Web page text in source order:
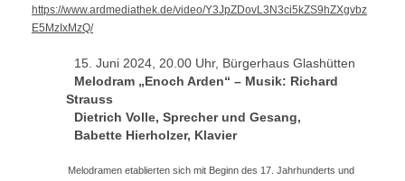
https://www.ardmediathek.de/video/Y3JpZDovL3N3ci5kZS9hZXgvbz
E5MzIxMzQ/
15. Juni 2024, 20.00 Uhr, Bürgerhaus Glashütten
Melodram „Enoch Arden“ – Musik: Richard
Strauss
Dietrich Volle, Sprecher und Gesang,
Babette Hierholzer, Klavier
Melodramen etablierten sich mit Beginn des 17. Jahrhunderts und